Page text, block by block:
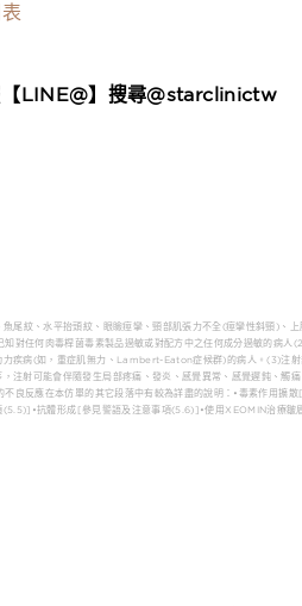
【LINE@】搜尋@starclinictw
魚尾紋、水平抬頭紋、眼瞼痙攣、頸部肌張力不全(痙攣性斜頸)、
知對任何肉毒桿菌毒素製品過敏或對配方中之任何成分過敏的病
力疾病(如，重症肌無力、Lambert-Eaton症候群)的病人。(3)注射
，注射可能會伴隨發生局部疼痛、發炎、感覺異常、感覺遲鈍、觸
不良反應在本仿單的其它段落中有較為詳盡的說明：•毒素作用
(5.5)]•抗體形成[參見警語及注意事項(5.6)]•使用XEOMIN治療